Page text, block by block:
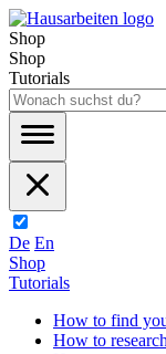
Shop
Shop
Tutorials
De En
Shop
Tutorials
How to find
How to